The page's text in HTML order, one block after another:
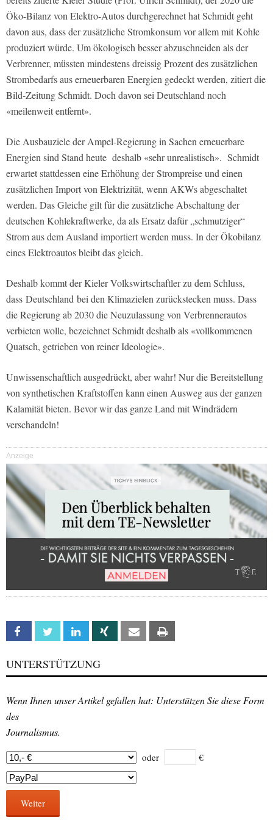
Öko-Bilanz von Elektro-Autos durchgerechnet hat Schmidt geht
davon aus, dass der zusätzliche Stromkonsum vor allem mit Kohle
produziert würde. Um ökologisch besser abzuschneiden als der
Verbrenner, müssten mindestens dreissig Prozent des zusätzlichen
Strombedarfs aus erneuerbaren Energien gedeckt werden, zitiert die
Bild-Zeitung Schmidt. Doch davon sei Deutschland noch
«meilenweit entfernt».
Die Ausbauziele der Ampel-Regierung in Sachen erneuerbare
Energien sind Stand heute deshalb «sehr unrealistisch». Schmidt
erwartet stattdessen eine Erhöhung der Strompreise und einen
zusätzlichen Import von Elektrizität, wenn AKWs abgeschaltet
werden. Das Gleiche gilt für die zusätzliche Abschaltung der
deutschen Kohlekraftwerke, da als Ersatz dafür „schmutziger“
Strom aus dem Ausland importiert werden muss. In der Ökobilanz
eines Elektroautos bleibt das gleich.
Deshalb kommt der Kieler Volkswirtschaftler zu dem Schluss,
dass Deutschland bei den Klimazielen zurückstecken muss. Dass
die Regierung ab 2030 die Neuzulassung von Verbrennerautos
verbieten wolle, bezeichnet Schmidt deshalb als «vollkommenen
Quatsch, getrieben von reiner Ideologie».
Unwissenschaftlich ausgedrückt, aber wahr! Nur die Bereitstellung
von synthetischen Kraftstoffen kann einen Ausweg aus der ganzen
Kalamität bieten. Bevor wir das ganze Land mit Windrädern
verschandeln!
Anzeige
Facebook Twitter Linkedin Xing Email
UNTERSTÜTZUNG
Wenn Ihnen unser Artikel gefallen hat: Unterstützen Sie diese Form
des
Journalismus.
oder €
Weiter